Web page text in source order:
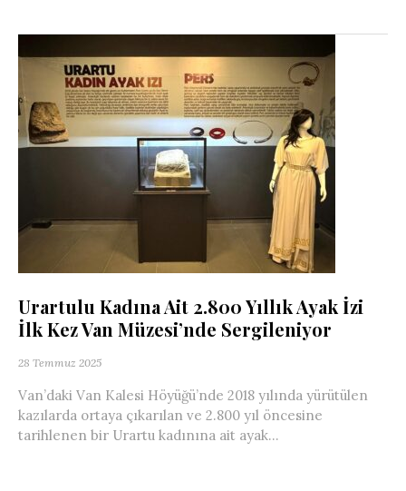
Urartulu Kadına Ait 2.800 Yıllık Ayak İzi
İlk Kez Van Müzesi’nde Sergileniyor
28 Temmuz 2025
Van’daki Van Kalesi Höyüğü’nde 2018 yılında yürütülen
kazılarda ortaya çıkarılan ve 2.800 yıl öncesine
tarihlenen bir Urartu kadınına ait ayak...